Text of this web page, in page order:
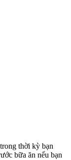
thời kỳ bạn
bữa ăn nếu bạn